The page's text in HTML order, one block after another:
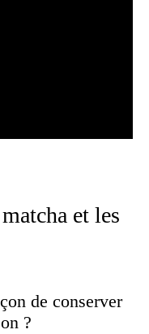
et les
de conserver
?